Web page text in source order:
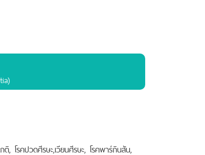
, โรคปวดศีรษะ,เวียนศีรษะ, โรคพาร์กินสัน,